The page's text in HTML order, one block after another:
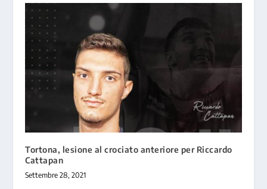
Tortona, lesione al crociato anteriore per Riccardo
Cattapan
Settembre 28, 2021